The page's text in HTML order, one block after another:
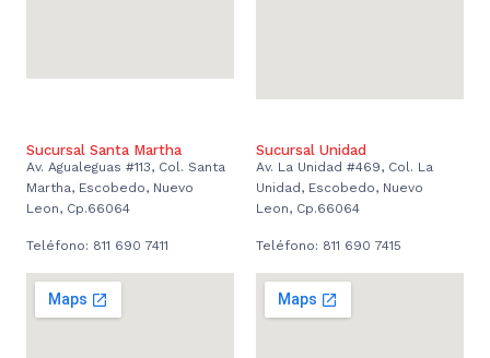
Sucursal Santa Martha
Av. Agualeguas #113, Col. Santa
Martha, Escobedo, Nuevo
Leon, Cp.66064
Teléfono: 811 690 7411
Sucursal Unidad
Av. La Unidad #469, Col. La
Unidad, Escobedo, Nuevo
Leon, Cp.66064
Teléfono: 811 690 7415